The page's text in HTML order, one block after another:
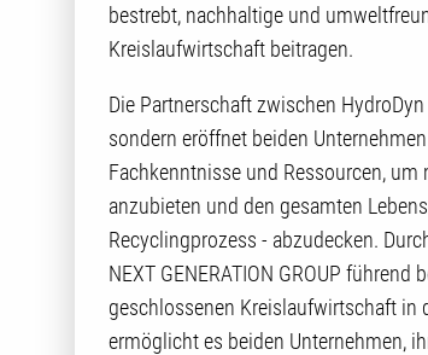
bestrebt, nachhaltige und
Kreislaufwirtschaft beitragen.
Die Partnerschaft zwischen
sondern eröffnet beiden
Fachkenntnisse und Ressourcen,
anzubieten und den gesamten
Recyclingprozess - abzudecken.
NEXT GENERATION GROUP
geschlossenen Kreislaufwirtschaft
ermöglicht es beiden Unternehmen,